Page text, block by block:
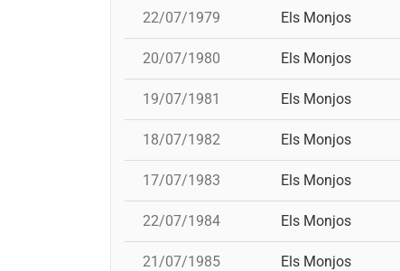
22/07/1979 Els Monjos
20/07/1980 Els Monjos
19/07/1981 Els Monjos
18/07/1982 Els Monjos
17/07/1983 Els Monjos
22/07/1984 Els Monjos
21/07/1985 Els Monjos